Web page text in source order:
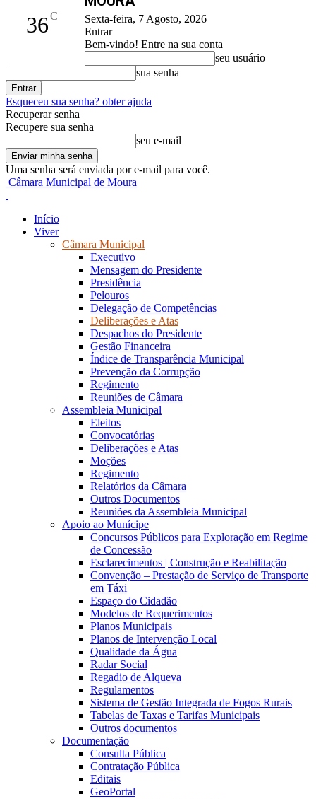
36C
Sexta-feira, 7 Agosto, 2026
Entrar
Bem-vindo! Entre na sua conta
seu usuário
sua senha
Esqueceu sua senha? obter ajuda
Recuperar senha
Recupere sua senha
seu e-mail
Uma senha será enviada por e-mail para você.
Câmara Municipal de Moura
Início
Viver
Câmara Municipal
Executivo
Mensagem do Presidente
Presidência
Pelouros
Delegação de Competências
Deliberações e Atas
Despachos do Presidente
Gestão Financeira
Índice de Transparência Municipal
Prevenção da Corrupção
Regimento
Reuniões de Câmara
Assembleia Municipal
Eleitos
Convocatórias
Deliberações e Atas
Moções
Regimento
Relatórios da Câmara
Outros Documentos
Reuniões da Assembleia Municipal
Apoio ao Munícipe
Concursos Públicos para Exploração em Regime
de Concessão
Esclarecimentos | Construção e Reabilitação
Convenção – Prestação de Serviço de Transporte
em Táxi
Espaço do Cidadão
Modelos de Requerimentos
Planos Municipais
Planos de Intervenção Local
Qualidade da Água
Radar Social
Regadio de Alqueva
Regulamentos
Sistema de Gestão Integrada de Fogos Rurais
Tabelas de Taxas e Tarifas Municipais
Outros documentos
Documentação
Consulta Pública
Contratação Pública
Editais
GeoPortal